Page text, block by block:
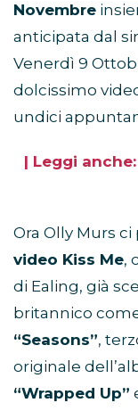
Novembre
anticipata dal
Venerdì 9
dolcissimo
undici
| Leggi anche:
Ora Olly Murs ci
video Kiss Me,
di Ealing, già
britannico
“Seasons”,
originale
“Wrapped Up”